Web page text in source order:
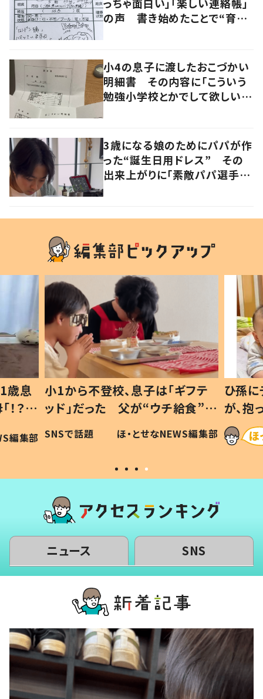
っちゃ面白い」「楽しい連絡帳」
の声 書き始めたことで“育児
小4の息子に渡したおこづかい
明細書 その内容に「こういう
勉強小学校とかでして欲しい」
3歳になる娘のためにパパが作
った“誕生日用ドレス” その
出来上がりに「素敵パパ選手権
歳息
？」
編集部
小1から不登校、息子は「ギフテ
ッド」だった 父が“ウチ給食”を
作り続ける理由とは #令和の親
#令和の子
SNSで話題 ほ・とせなNEWS編集部
ひ孫
が、
「涙が
い」
ニュース SNS